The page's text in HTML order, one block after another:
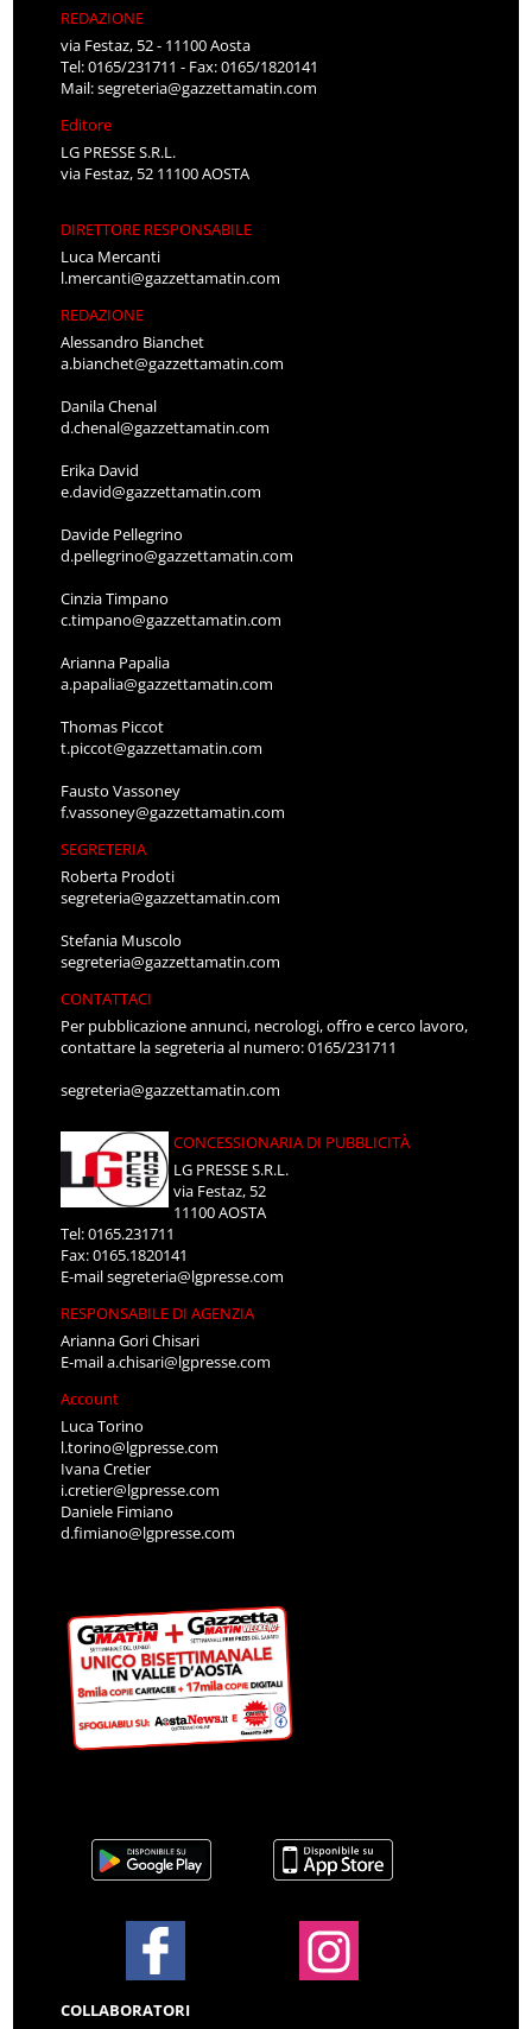
REDAZIONE
via Festaz, 52 - 11100 Aosta
Tel: 0165/231711 - Fax: 0165/1820141
Mail:segreteria@gazzettamatin.com
Editore
LG PRESSE S.R.L.
via Festaz, 52 11100 AOSTA
DIRETTORE RESPONSABILE
Luca Mercanti
l.mercanti@gazzettamatin.com
REDAZIONE
Alessandro Bianchet
a.bianchet@gazzettamatin.com
Danila Chenal
d.chenal@gazzettamatin.com
Erika David
e.david@gazzettamatin.com
Davide Pellegrino
d.pellegrino@gazzettamatin.com
Cinzia Timpano
c.timpano@gazzettamatin.com
Arianna Papalia
a.papalia@gazzettamatin.com
Thomas Piccot
t.piccot@gazzettamatin.com
Fausto Vassoney
f.vassoney@gazzettamatin.com
SEGRETERIA
Roberta Prodoti
segreteria@gazzettamatin.com
Stefania Muscolo
segreteria@gazzettamatin.com
CONTATTACI
Per pubblicazione annunci, necrologi, offro e cerco lavoro,
contattare la segreteria al numero: 0165/231711
segreteria@gazzettamatin.com
CONCESSIONARIA DI PUBBLICITÀ
LG PRESSE S.R.L.
via Festaz, 52
11100 AOSTA
Tel: 0165.231711
Fax: 0165.1820141
E-mailsegreteria@lgpresse.com
RESPONSABILE DI AGENZIA
Arianna Gori Chisari
E-maila.chisari@lgpresse.com
Account
Luca Torino
l.torino@lgpresse.com
Ivana Cretier
i.cretier@lgpresse.com
Daniele Fimiano
d.fimiano@lgpresse.com
COLLABORATORI